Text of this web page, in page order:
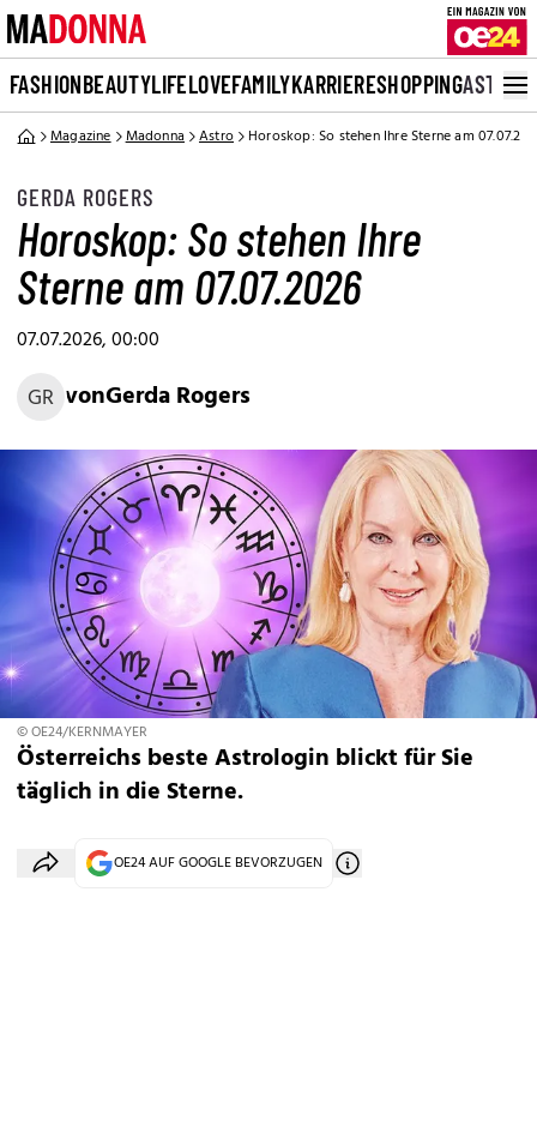
FASHIONBEAUTYLIFELOVEFAMILYKARRIERESHOPPINGASTRO
Magazine Madonna Astro Horoskop: So stehen Ihre Sterne am
GERDA ROGERS
Horoskop: So stehen Ihre
Sterne am 07.07.2026
07.07.2026, 00:00
GR vonGerda Rogers
© OE24/KERNMAYER
Österreichs beste Astrologin blickt für Sie
täglich in die Sterne.
OE24 AUF GOOGLE BEVORZUGEN